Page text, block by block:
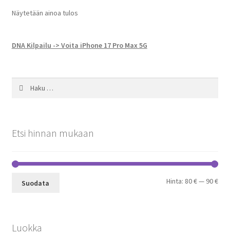
Näytetään ainoa tulos
DNA Kilpailu -> Voita iPhone 17 Pro Max 5G
Etsi hinnan mukaan
Suodata Hinta: 80 €— 90 €
Luokka